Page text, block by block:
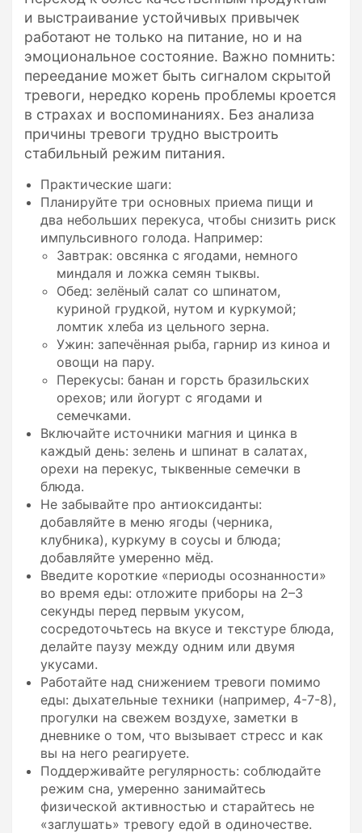
и выстраивание устойчивых привычек
работают не только на питание, но и на
эмоциональное состояние. Важно помнить:
переедание может быть сигналом скрытой
тревоги, нередко корень проблемы кроется
в страхах и воспоминаниях. Без анализа
причины тревоги трудно выстроить
стабильный режим питания.
Практические шаги:
Планируйте три основных приема пищи и
два небольших перекуса, чтобы снизить риск
импульсивного голода. Например:
Завтрак: овсянка с ягодами, немного
миндаля и ложка семян тыквы.
Обед: зелёный салат со шпинатом,
куриной грудкой, нутом и куркумой;
ломтик хлеба из цельного зерна.
Ужин: запечённая рыба, гарнир из киноа и
овощи на пару.
Перекусы: банан и горсть бразильских
орехов; или йогурт с ягодами и
семечками.
Включайте источники магния и цинка в
каждый день: зелень и шпинат в салатах,
орехи на перекус, тыквенные семечки в
блюда.
Не забывайте про антиоксиданты:
добавляйте в меню ягоды (черника,
клубника), куркуму в соусы и блюда;
добавляйте умеренно мёд.
Введите короткие «периоды осознанности»
во время еды: отложите приборы на 2–3
секунды перед первым укусом,
сосредоточьтесь на вкусе и текстуре блюда,
делайте паузу между одним или двумя
укусами.
Работайте над снижением тревоги помимо
еды: дыхательные техники (например, 4-7-8),
прогулки на свежем воздухе, заметки в
дневнике о том, что вызывает стресс и как
вы на него реагируете.
Поддерживайте регулярность: соблюдайте
режим сна, умеренно занимайтесь
физической активностью и старайтесь не
«заглушать» тревогу едой в одиночестве.